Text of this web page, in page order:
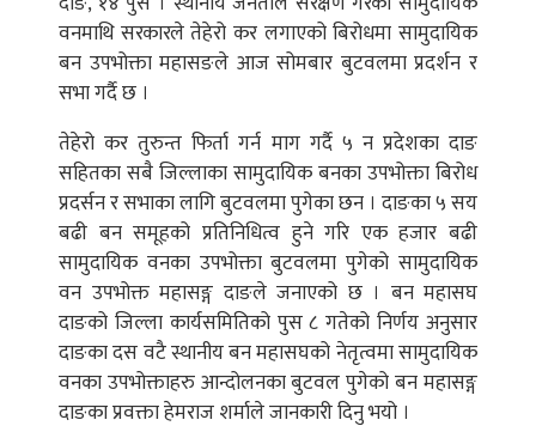
वनमाथि सरकारले तेहेरो कर लगाएको बिरोधमा सामुदायिक
बन उपभोक्ता महासङले आज सोमबार बुटवलमा प्रदर्शन र
सभा गर्दै छ ।
तेहेरो कर तुरुन्त फिर्ता गर्न माग गर्दै ५ न प्रदेशका दाङ
सहितका सबै जिल्लाका सामुदायिक बनका उपभोक्ता बिरोध
प्रदर्सन र सभाका लागि बुटवलमा पुगेका छन । दाङका ५ सय
बढी बन समूहको प्रतिनिधित्व हुने गरि एक हजार बढी
सामुदायिक वनका उपभोक्ता बुटवलमा पुगेको सामुदायिक
वन उपभोक्त महासङ्ग दाङले जनाएको छ । बन महासघ
दाङको जिल्ला कार्यसमितिको पुस ८ गतेको निर्णय अनुसार
दाङका दस वटै स्थानीय बन महासघको नेतृत्वमा सामुदायिक
वनका उपभोक्ताहरु आन्दोलनका बुटवल पुगेको बन महासङ्ग
दाङका प्रवक्ता हेमराज शर्माले जानकारी दिनु भयो ।